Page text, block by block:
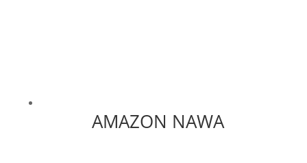
AMAZON NAWA